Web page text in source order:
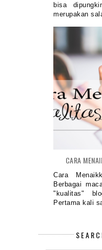
bisa
merupakan
CARA
Cara
Berbagai
"kualitas"
Pertama kali